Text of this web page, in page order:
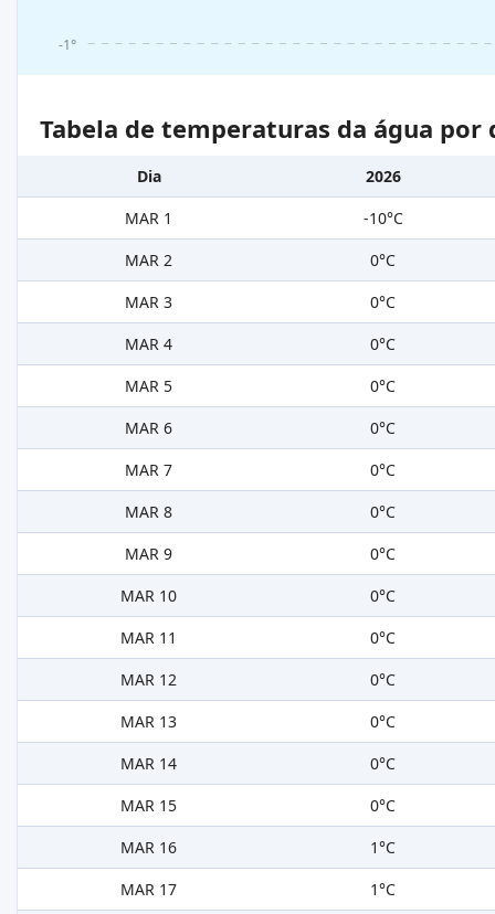
-1°
Tabela de temperaturas da água
Dia
2026
MAR 1
-10°C
MAR 2
0°C
MAR 3
0°C
MAR 4
0°C
MAR 5
0°C
MAR 6
0°C
MAR 7
0°C
MAR 8
0°C
MAR 9
0°C
MAR 10
0°C
MAR 11
0°C
MAR 12
0°C
MAR 13
0°C
MAR 14
0°C
MAR 15
0°C
MAR 16
1°C
MAR 17
1°C